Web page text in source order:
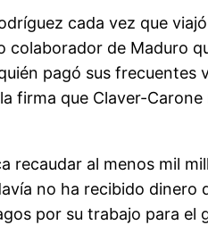
cada vez que
colaborador de Maduro
pagó sus frecuentes
firma que Claver-Carone
recaudar al menos mil
no ha recibido dinero
por su trabajo para el